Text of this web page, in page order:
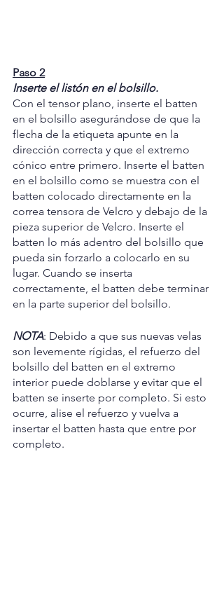
Paso 2
Inserte el listón en el bolsillo.
Con el tensor plano, inserte el batten
en el bolsillo asegurándose de que la
flecha de la etiqueta apunte en la
dirección correcta y que el extremo
cónico entre primero. Inserte el batten
en el bolsillo como se muestra con el
batten colocado directamente en la
correa tensora de Velcro y debajo de la
pieza superior de Velcro. Inserte el
batten lo más adentro del bolsillo que
pueda sin forzarlo a colocarlo en su
lugar. Cuando se inserta
correctamente, el batten debe terminar
en la parte superior del bolsillo.
NOTA: Debido a que sus nuevas velas
son levemente rígidas, el refuerzo del
bolsillo del batten en el extremo
interior puede doblarse y evitar que el
batten se inserte por completo. Si esto
ocurre, alise el refuerzo y vuelva a
insertar el batten hasta que entre por
completo.